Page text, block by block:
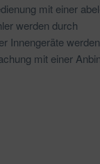
mit einer
werden durch
Innengeräte
mit einer